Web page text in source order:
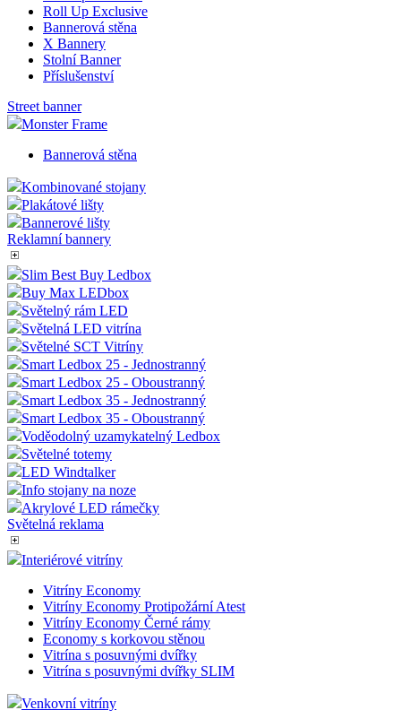
Roll Up Exclusive
Bannerová stěna
X Bannery
Stolní Banner
Příslušenství
Street banner
Monster Frame
Bannerová stěna
Kombinované stojany
Plakátové lišty
Bannerové lišty
Reklamní bannery
Slim Best Buy Ledbox
Buy Max LEDbox
Světelný rám LED
Světelná LED vitrína
Světelné SCT Vitríny
Smart Ledbox 25 - Jednostranný
Smart Ledbox 25 - Oboustranný
Smart Ledbox 35 - Jednostranný
Smart Ledbox 35 - Oboustranný
Voděodolný uzamykatelný Ledbox
Světelné totemy
LED Windtalker
Info stojany na noze
Akrylové LED rámečky
Světelná reklama
Interiérové vitríny
Vitríny Economy
Vitríny Economy Protipožární Atest
Vitríny Economy Černé rámy
Economy s korkovou stěnou
Vitrína s posuvnými dvířky
Vitrína s posuvnými dvířky SLIM
Venkovní vitríny